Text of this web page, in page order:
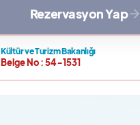
Rezervasyon Yap
Kültür ve Turizm Bakanlığı
Belge No :54-1531